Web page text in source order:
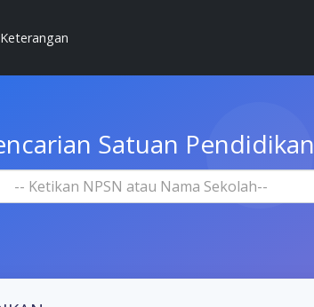
Keterangan
Satuan Pendidikan
-- Ketikan NPSN atau Nama Sekolah--